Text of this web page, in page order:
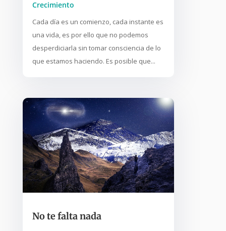
Crecimiento
Cada día es un comienzo, cada instante es
una vida, es por ello que no podemos
desperdiciarla sin tomar consciencia de lo
que estamos haciendo. Es posible que...
No te falta nada